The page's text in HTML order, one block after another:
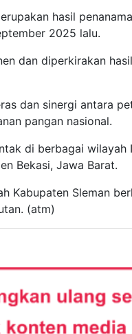
hasil
2025 lalu.
dan diperkirakan
dan sinergi antara
pangan nasional.
di berbagai wilayah
Bekasi, Jawa Barat.
Kabupaten Sleman
(atm)